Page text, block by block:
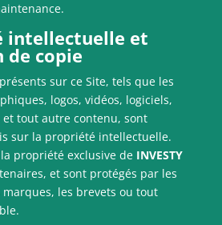
intellectuelle et
copie
sur ce Site, tels que les
logos, vidéos, logiciels,
et tout autre contenu, sont
sur la propriété intellectuelle.
propriété exclusive de INVESTY
et sont protégés par les
marques, les brevets ou tout